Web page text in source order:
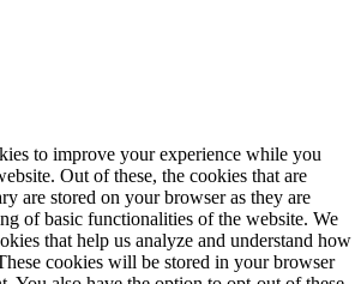
to improve your experience while you
Out of these, the cookies that are
are stored on your browser as they are
of basic functionalities of the website. We
that help us analyze and understand how
cookies will be stored in your browser